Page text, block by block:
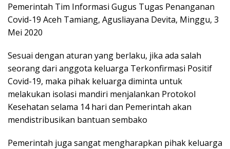
Pemerintah Tim Informasi Gugus Tugas Penanganan
Covid-19 Aceh Tamiang, Agusliayana Devita, Minggu, 3
Mei 2020
Sesuai dengan aturan yang berlaku, jika ada salah
seorang dari anggota keluarga Terkonfirmasi Positif
Covid-19, maka pihak keluarga diminta untuk
melakukan isolasi mandiri menjalankan Protokol
Kesehatan selama 14 hari dan Pemerintah akan
mendistribusikan bantuan sembako
Pemerintah juga sangat mengharapkan pihak keluarga